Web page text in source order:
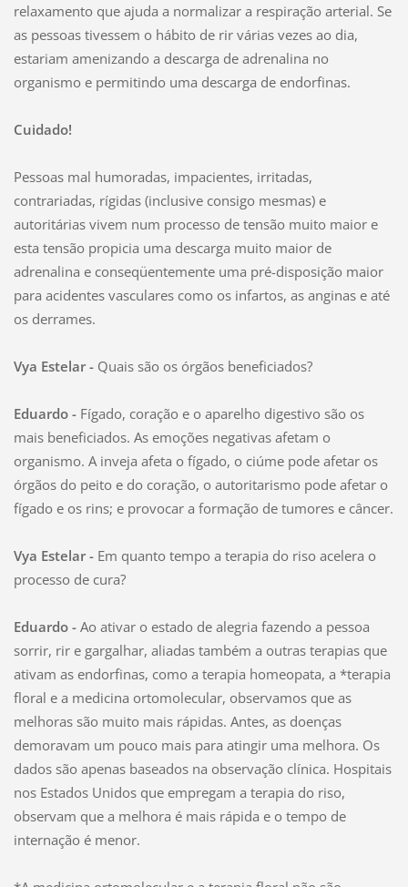
relaxamento que ajuda a normalizar a respiração arterial. Se
as pessoas tivessem o hábito de rir várias vezes ao dia,
estariam amenizando a descarga de adrenalina no
organismo e permitindo uma descarga de endorfinas.
Cuidado!
Pessoas mal humoradas, impacientes, irritadas,
contrariadas, rígidas (inclusive consigo mesmas) e
autoritárias vivem num processo de tensão muito maior e
esta tensão propicia uma descarga muito maior de
adrenalina e conseqüentemente uma pré-disposição maior
para acidentes vasculares como os infartos, as anginas e até
os derrames.
Vya Estelar - Quais são os órgãos beneficiados?
Eduardo - Fígado, coração e o aparelho digestivo são os
mais beneficiados. As emoções negativas afetam o
organismo. A inveja afeta o fígado, o ciúme pode afetar os
órgãos do peito e do coração, o autoritarismo pode afetar o
fígado e os rins; e provocar a formação de tumores e câncer.
Vya Estelar - Em quanto tempo a terapia do riso acelera o
processo de cura?
Eduardo - Ao ativar o estado de alegria fazendo a pessoa
sorrir, rir e gargalhar, aliadas também a outras terapias que
ativam as endorfinas, como a terapia homeopata, a *terapia
floral e a medicina ortomolecular, observamos que as
melhoras são muito mais rápidas. Antes, as doenças
demoravam um pouco mais para atingir uma melhora. Os
dados são apenas baseados na observação clínica. Hospitais
nos Estados Unidos que empregam a terapia do riso,
observam que a melhora é mais rápida e o tempo de
internação é menor.